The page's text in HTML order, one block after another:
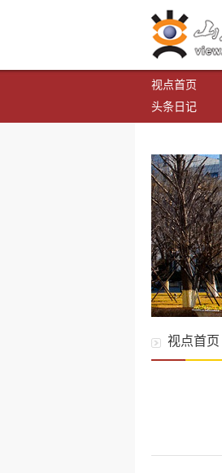
视点首页
头条日记
视点首页